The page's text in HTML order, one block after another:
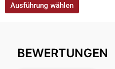
Ausführung wählen
BEWERTUNGEN